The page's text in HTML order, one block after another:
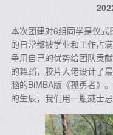
本次团建对6组同学是仪
的日常都被学业和工作占
争用自己的优势给团队贡
的舞蹈，胶片大佬设计了
脑的BiMBA版《孤勇者》
的生辰，我们用一瓶威士